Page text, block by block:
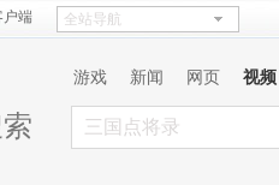
户端
游戏 新闻 网页 视频